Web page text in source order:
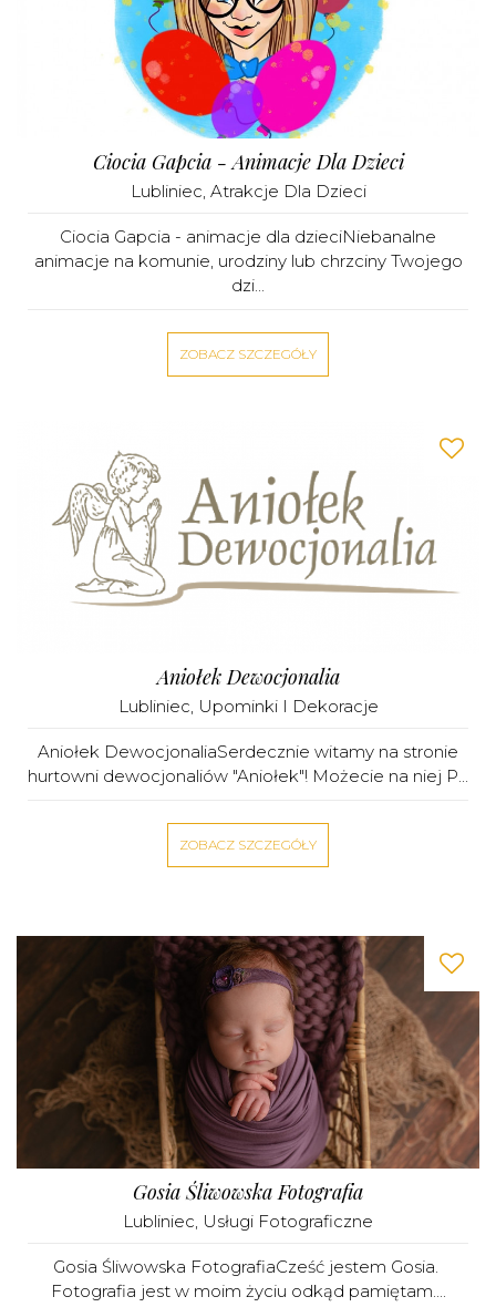
Ciocia Gapcia - Animacje Dla Dzieci
Lubliniec, Atrakcje Dla Dzieci
Ciocia Gapcia - animacje dla dzieciNiebanalne
animacje na komunie, urodziny lub chrzciny Twojego
dzi...
ZOBACZ SZCZEGÓŁY
Aniołek Dewocjonalia
Lubliniec, Upominki I Dekoracje
Aniołek DewocjonaliaSerdecznie witamy na stronie
hurtowni dewocjonaliów "Aniołek"! Możecie na niej P...
ZOBACZ SZCZEGÓŁY
Gosia Śliwowska Fotografia
Lubliniec, Usługi Fotograficzne
Gosia Śliwowska FotografiaCześć jestem Gosia.
Fotografia jest w moim życiu odkąd pamiętam....